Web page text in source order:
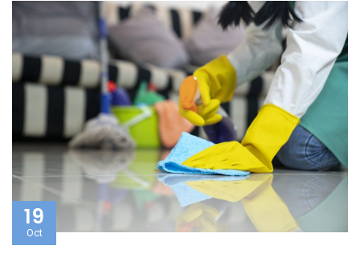
19
Oct